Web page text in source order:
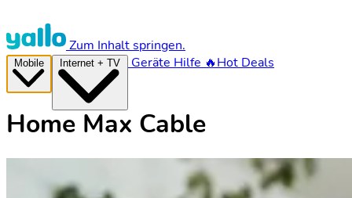
Zum Inhalt springen.
Geräte Hilfe 🔥Hot Deals
Home Max Cable